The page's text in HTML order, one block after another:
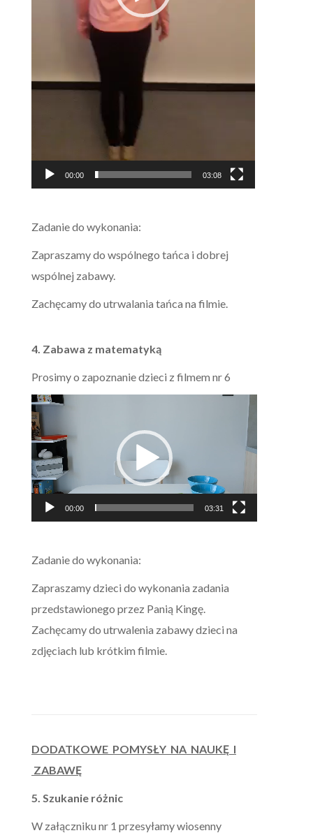
00:00 03:08
Zadanie do wykonania:
Zapraszamy do wspólnego tańca i dobrej
wspólnej zabawy.
Zachęcamy do utrwalania tańca na filmie.
4. Zabawa z matematyką
Prosimy o zapoznanie dzieci z filmem nr 6
Odtwarzacz
video
00:00 03:31
Zadanie do wykonania:
Zapraszamy dzieci do wykonania zadania
przedstawionego przez Panią Kingę.
Zachęcamy do utrwalenia zabawy dzieci na
zdjęciach lub krótkim filmie.
DODATKOWE POMYSŁY NA NAUKĘ I
ZABAWĘ
5. Szukanie różnic
W załączniku nr 1 przesyłamy wiosenny